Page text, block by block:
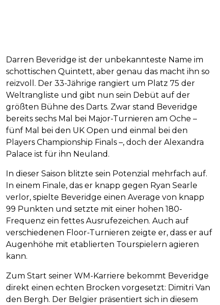
Darren Beveridge ist der unbekannteste Name im
schottischen Quintett, aber genau das macht ihn so
reizvoll. Der 33-Jährige rangiert um Platz 75 der
Weltrangliste und gibt nun sein Debüt auf der
größten Bühne des Darts. Zwar stand Beveridge
bereits sechs Mal bei Major-Turnieren am Oche –
fünf Mal bei den UK Open und einmal bei den
Players Championship Finals –, doch der Alexandra
Palace ist für ihn Neuland.
In dieser Saison blitzte sein Potenzial mehrfach auf.
In einem Finale, das er knapp gegen Ryan Searle
verlor, spielte Beveridge einen Average von knapp
99 Punkten und setzte mit einer hohen 180-
Frequenz ein fettes Ausrufezeichen. Auch auf
verschiedenen Floor-Turnieren zeigte er, dass er auf
Augenhöhe mit etablierten Tourspielern agieren
kann.
Zum Start seiner WM-Karriere bekommt Beveridge
direkt einen echten Brocken vorgesetzt: Dimitri Van
den Bergh. Der Belgier präsentiert sich in diesem